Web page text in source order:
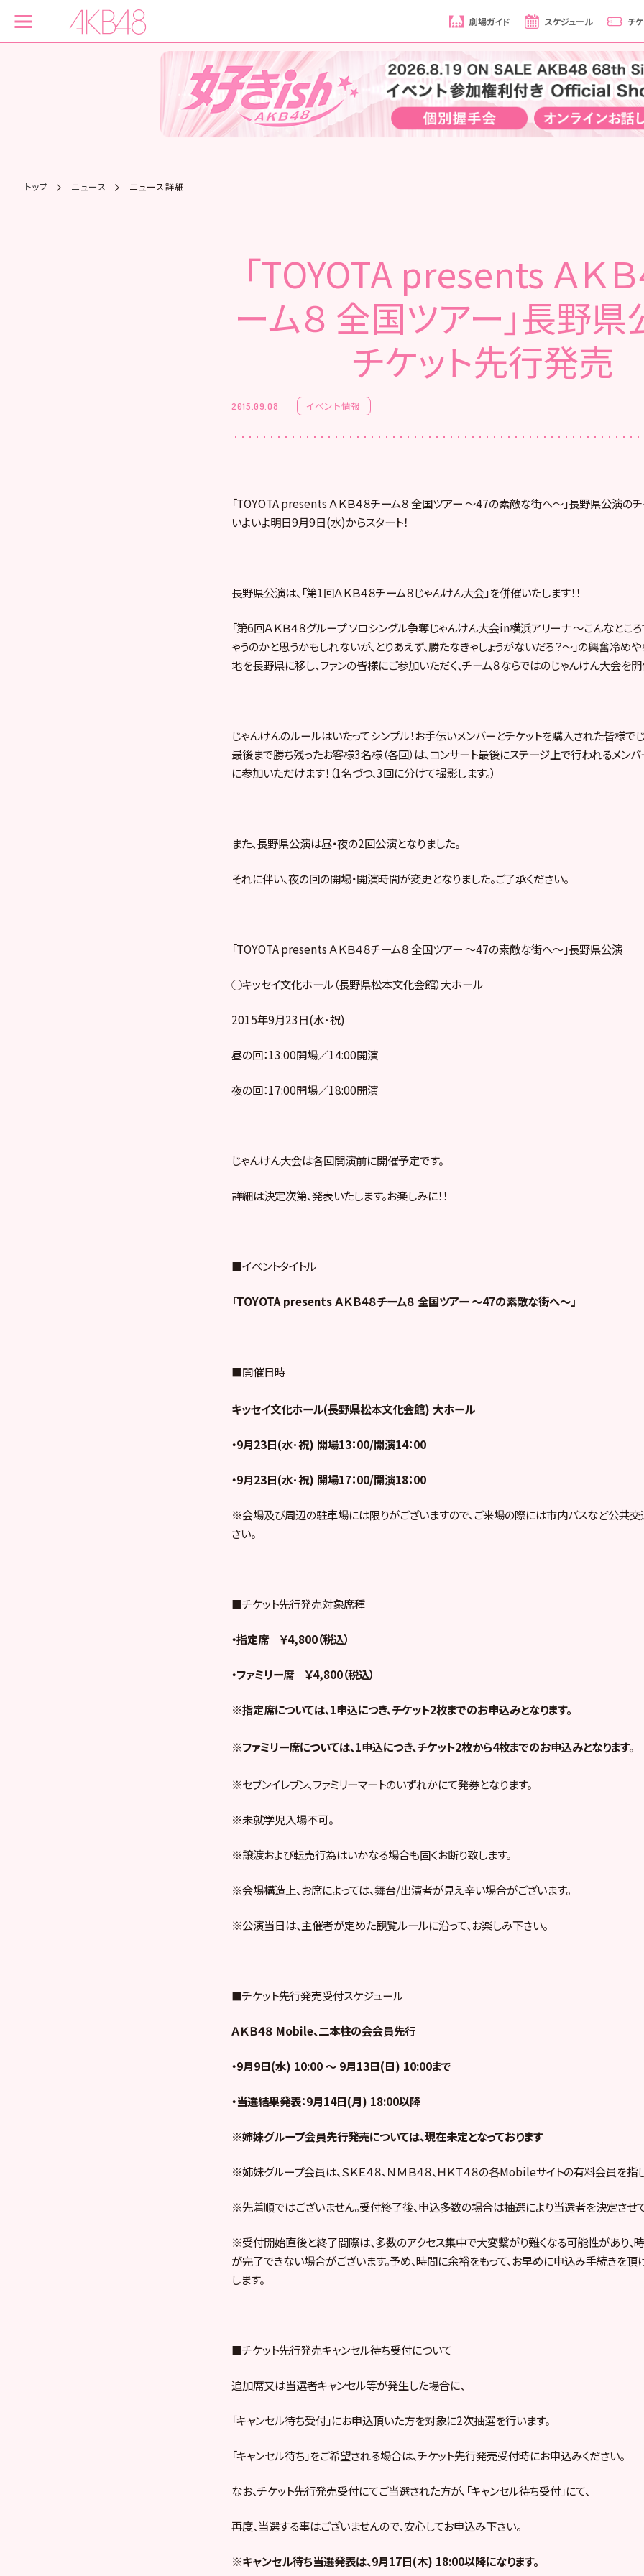
劇場ガイド スケジュール チ
トップ ニュース ニュース詳細
「TOYOTA presents ＡＫＢ
ーム８ 全国ツアー」長野
チケット先行発売
2015.09.08 イベント情報
「TOYOTA presents ＡＫＢ４８チーム８ 全国ツアー ～47の素敵な街へ～」長野県公演のチ
いよいよ明日9月9日(水)からスタート！
長野県公演は、「第1回ＡＫＢ４８チーム８じゃんけん大会」を併催いたします！！
「第6回ＡＫＢ４８グループ ソロシングル争奪じゃんけん大会in横浜アリーナ ～こんなとこ
ゃうのかと思うかもしれないが、とりあえず、勝たなきゃしょうがないだろ？～」の興奮冷め
地を長野県に移し、ファンの皆様にご参加いただく、チーム８ならではのじゃんけん大会を開
じゃんけんのルールはいたってシンプル！お手伝いメンバーとチケットを購入された皆様で
最後まで勝ち残ったお客様3名様（各回）は、コンサート最後にステージ上で行われるメン
に参加いただけます！（1名づつ、3回に分けて撮影します。）
また、長野県公演は昼・夜の2回公演となりました。
それに伴い、夜の回の開場・開演時間が変更となりました。ご了承ください。
「TOYOTA presents ＡＫＢ４８チーム８ 全国ツアー ～47の素敵な街へ～」長野県公演
◯キッセイ文化ホール（長野県松本文化会館）大ホール
2015年9月23日(水･祝)
昼の回：13:00開場／14:00開演
夜の回：17:00開場／18:00開演
じゃんけん大会は各回開演前に開催予定です。
詳細は決定次第、発表いたします。お楽しみに！！
■イベントタイトル
「TOYOTA presents ＡＫＢ４８チーム８ 全国ツアー ～47の素敵な街へ～」
■開催日時
キッセイ文化ホール(長野県松本文化会館) 大ホール
・9月23日(水･祝) 開場13：00/開演14：00
・9月23日(水･祝) 開場17：00/開演18：00
※会場及び周辺の駐車場には限りがございますので、ご来場の際には市内バスなど公共交
さい。
■チケット先行発売対象席種
・指定席 ￥4,800（税込）
・ファミリー席 ￥4,800（税込）
※指定席については、1申込につき、チケット2枚までのお申込みとなります。
※ファミリー席については、1申込につき、チケット2枚から4枚までのお申込みとなります。
※セブンイレブン、ファミリーマートのいずれかにて発券となります。
※未就学児入場不可。
※譲渡および転売行為はいかなる場合も固くお断り致します。
※会場構造上、お席によっては、舞台/出演者が見え辛い場合がございます。
※公演当日は、主催者が定めた観覧ルールに沿って、お楽しみ下さい。
■チケット先行発売受付スケジュール
ＡＫＢ４８ Mobile、二本柱の会会員先行
・9月9日(水) 10:00 ～ 9月13日(日) 10:00まで
・当選結果発表：9月14日(月) 18:00以降
※姉妹グループ会員先行発売については、現在未定となっております
※姉妹グループ会員は、ＳＫＥ４８、ＮＭＢ４８、ＨＫＴ４８の各Mobileサイトの有料会員を指
※先着順ではございません。受付終了後、申込多数の場合は抽選により当選者を決定させて
※受付開始直後と終了間際は、多数のアクセス集中で大変繋がり難くなる可能性があり、
が完了できない場合がございます。予め、時間に余裕をもって、お早めに申込み手続きを頂
します。
■チケット先行発売キャンセル待ち受付について
追加席又は当選者キャンセル等が発生した場合に、
「キャンセル待ち受付」にお申込頂いた方を対象に2次抽選を行います。
「キャンセル待ち」をご希望される場合は、チケット先行発売受付時にお申込みください。
なお、チケット先行発売受付にてご当選された方が、「キャンセル待ち受付」にて、
再度、当選する事はございませんので、安心してお申込み下さい。
※キャンセル待ち当選発表は、9月17日(木) 18:00以降になります。